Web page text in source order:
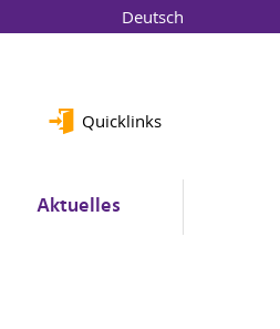
Deutsch
Quicklinks
Aktuelles